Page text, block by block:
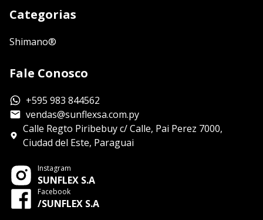
Categorias
Shimano®
Fale Conosco
+595 983 844562
vendas@sunflexsa.com.py
Calle Regto Piribebuy c/ Calle, Pai Perez 7000,
Ciudad del Este, Paraguai
Instagram
SUNFLEX S.A
Facebook
/SUNFLEX S.A